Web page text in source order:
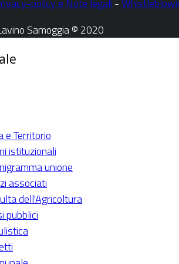
Samoggia © 2020
e Territorio
istituzionali
unione
associati
dell'Agricoltura
pubblici